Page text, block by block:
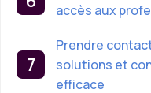
accès aux
Prendre
solutions et
efficace